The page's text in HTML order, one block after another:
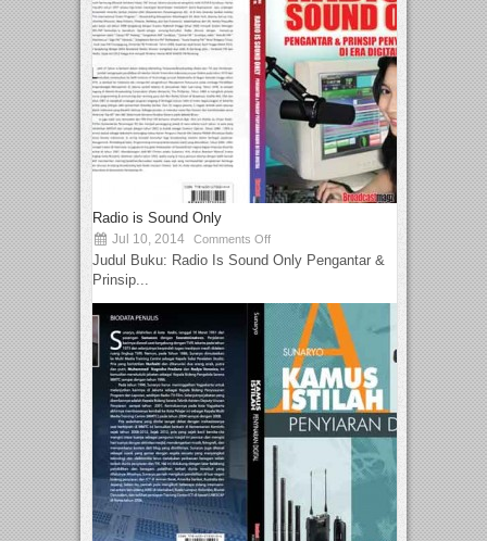
Radio is Sound Only
Jul 10, 2014 Comments Off
Judul Buku: Radio Is Sound Only Pengantar &
Prinsip...